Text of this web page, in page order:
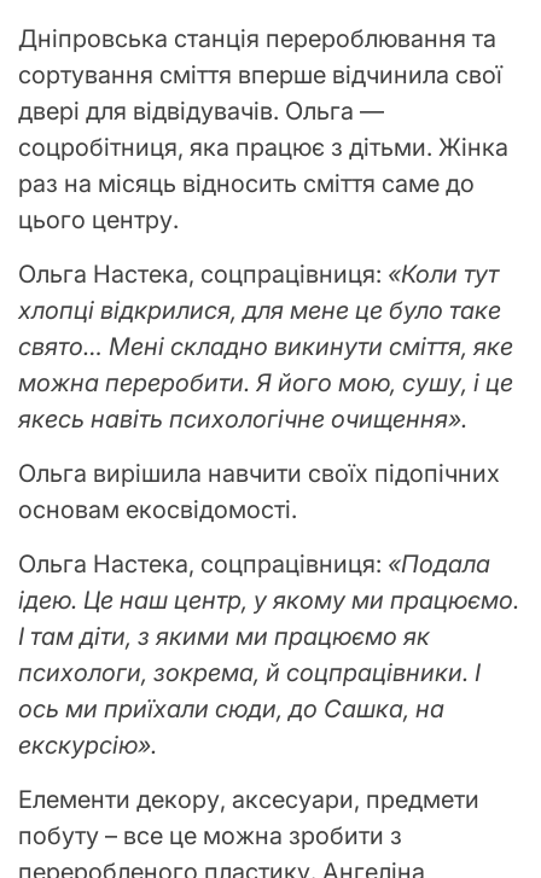
Дніпровська станція перероблювання та
сортування сміття вперше відчинила свої
двері для відвідувачів. Ольга —
соцробітниця, яка працює з дітьми. Жінка
раз на місяць відносить сміття саме до
цього центру.
Ольга Настека, соцпрацівниця: «Коли тут
хлопці відкрилися, для мене це було таке
свято… Мені складно викинути сміття, яке
можна переробити. Я його мою, сушу, і це
якесь навіть психологічне очищення».
Ольга вирішила навчити своїх підопічних
основам екосвідомості.
Ольга Настека, соцпрацівниця: «Подала
ідею. Це наш центр, у якому ми працюємо.
І там діти, з якими ми працюємо як
психологи, зокрема, й соцпрацівники. І
ось ми приїхали сюди, до Сашка, на
екскурсію».
Елементи декору, аксесуари, предмети
побуту – все це можна зробити з
переробленого пластику. Ангеліна